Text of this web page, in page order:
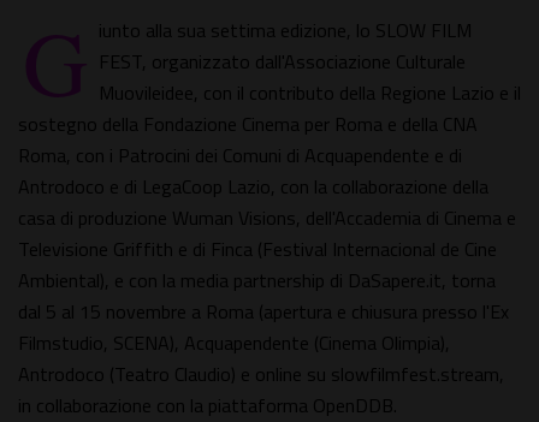
G iunto alla sua settima edizione, lo SLOW FILM
FEST, organizzato dall'Associazione Culturale
Muovileidee, con il contributo della Regione Lazio e il
sostegno della Fondazione Cinema per Roma e della CNA
Roma, con i Patrocini dei Comuni di Acquapendente e di
Antrodoco e di LegaCoop Lazio, con la collaborazione della
casa di produzione Wuman Visions, dell'Accademia di Cinema e
Televisione Griffith e di Finca (Festival Internacional de Cine
Ambiental), e con la media partnership di DaSapere.it, torna
dal 5 al 15 novembre a Roma (apertura e chiusura presso l'Ex
Filmstudio, SCENA), Acquapendente (Cinema Olimpia),
Antrodoco (Teatro Claudio) e online su slowfilmfest.stream,
in collaborazione con la piattaforma OpenDDB.